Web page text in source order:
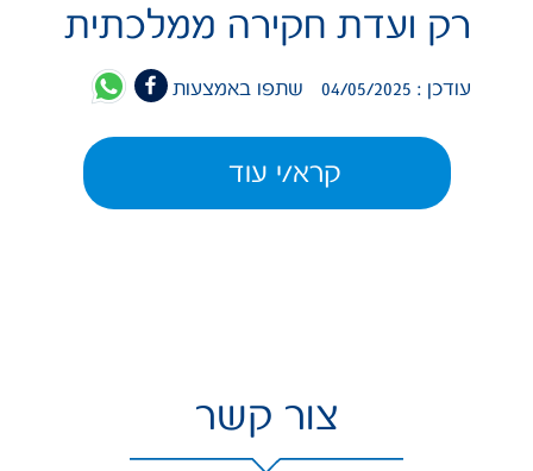
רק ועדת חקירה ממלכתית
עודכן : 04/05/2025 שתפו באמצעות
קרא/י עוד
צור קשר